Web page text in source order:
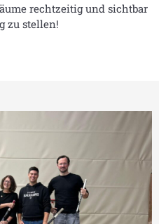
rechtzeitig und sichtbar
zu stellen!